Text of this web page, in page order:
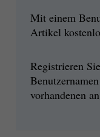
Mit einem
Artikel
Registrieren
vorhandenen